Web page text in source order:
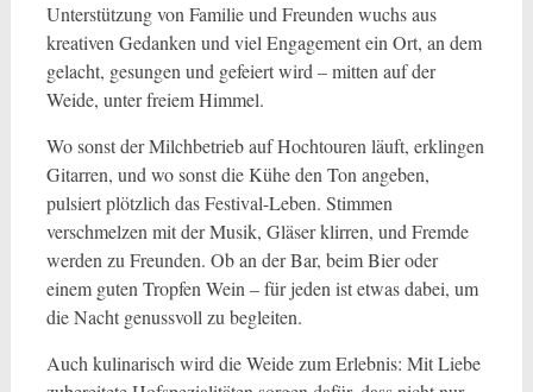
Unterstützung von Familie und Freunden wuchs aus
kreativen Gedanken und viel Engagement ein Ort, an dem
gelacht, gesungen und gefeiert wird – mitten auf der
Weide, unter freiem Himmel.
Wo sonst der Milchbetrieb auf Hochtouren läuft, erklingen
Gitarren, und wo sonst die Kühe den Ton angeben,
pulsiert plötzlich das Festival-Leben. Stimmen
verschmelzen mit der Musik, Gläser klirren, und Fremde
werden zu Freunden. Ob an der Bar, beim Bier oder
einem guten Tropfen Wein – für jeden ist etwas dabei, um
die Nacht genussvoll zu begleiten.
Auch kulinarisch wird die Weide zum Erlebnis: Mit Liebe